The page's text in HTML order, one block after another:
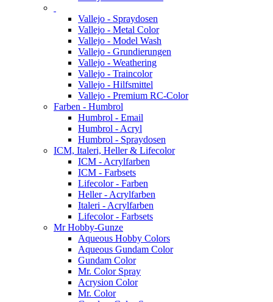
Vallejo - Spraydosen
Vallejo - Metal Color
Vallejo - Model Wash
Vallejo - Grundierungen
Vallejo - Weathering
Vallejo - Traincolor
Vallejo - Hilfsmittel
Vallejo - Premium RC-Color
Farben - Humbrol
Humbrol - Email
Humbrol - Acryl
Humbrol - Spraydosen
ICM, Italeri, Heller & Lifecolor
ICM - Acrylfarben
ICM - Farbsets
Lifecolor - Farben
Heller - Acrylfarben
Italeri - Acrylfarben
Lifecolor - Farbsets
Mr Hobby-Gunze
Aqueous Hobby Colors
Aqueous Gundam Color
Gundam Color
Mr. Color Spray
Acrysion Color
Mr. Color